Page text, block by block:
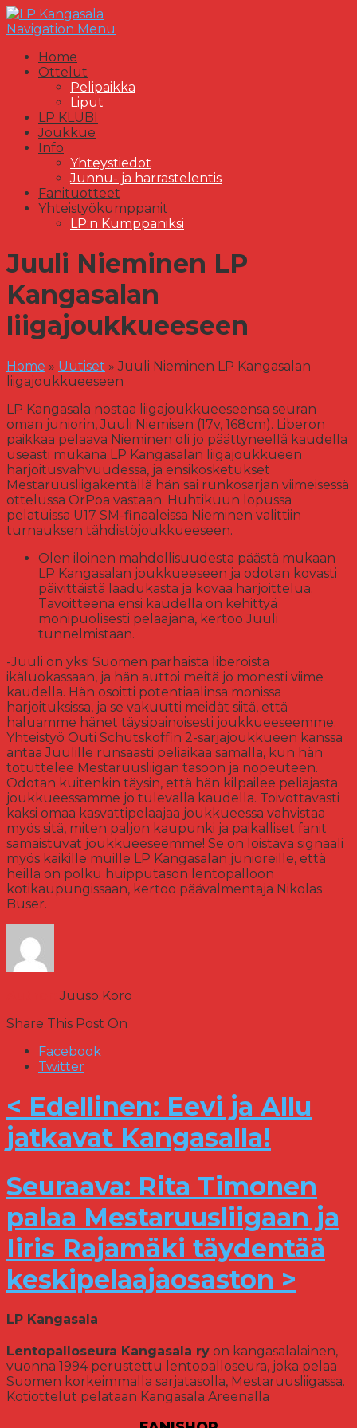
Navigation Menu
Home
Ottelut
Pelipaikka
Liput
LP KLUBI
Joukkue
Info
Yhteystiedot
Junnu- ja harrastelentis
Fanituotteet
Yhteistyökumppanit
LP:n Kumppaniksi
Juuli Nieminen LP
Kangasalan
liigajoukkueeseen
Home » Uutiset » Juuli Nieminen LP Kangasalan
liigajoukkueeseen
LP Kangasala nostaa liigajoukkueeseensa seuran
oman juniorin, Juuli Niemisen (17v, 168cm). Liberon
paikkaa pelaava Nieminen oli jo päättyneellä kaudella
useasti mukana LP Kangasalan liigajoukkueen
harjoitusvahvuudessa, ja ensikosketukset
Mestaruusliigakentällä hän sai runkosarjan viimeisessä
ottelussa OrPoa vastaan. Huhtikuun lopussa
pelatuissa U17 SM-finaaleissa Nieminen valittiin
turnauksen tähdistöjoukkueeseen.
Olen iloinen mahdollisuudesta päästä mukaan
LP Kangasalan joukkueeseen ja odotan kovasti
päivittäistä laadukasta ja kovaa harjoittelua.
Tavoitteena ensi kaudella on kehittyä
monipuolisesti pelaajana, kertoo Juuli
tunnelmistaan.
-Juuli on yksi Suomen parhaista liberoista
ikäluokassaan, ja hän auttoi meitä jo monesti viime
kaudella. Hän osoitti potentiaalinsa monissa
harjoituksissa, ja se vakuutti meidät siitä, että
haluamme hänet täysipainoisesti joukkueeseemme.
Yhteistyö Outi Schutskoffin 2-sarjajoukkueen kanssa
antaa Juulille runsaasti peliaikaa samalla, kun hän
totuttelee Mestaruusliigan tasoon ja nopeuteen.
Odotan kuitenkin täysin, että hän kilpailee peliajasta
joukkueessamme jo tulevalla kaudella. Toivottavasti
kaksi omaa kasvattipelaajaa joukkueessa vahvistaa
myös sitä, miten paljon kaupunki ja paikalliset fanit
samaistuvat joukkueeseemme! Se on loistava signaali
myös kaikille muille LP Kangasalan junioreille, että
heillä on polku huipputason lentopalloon
kotikaupungissaan, kertoo päävalmentaja Nikolas
Buser.
Juuso Koro
Share This Post On
Facebook
Twitter
< Edellinen: Eevi ja Allu
jatkavat Kangasalla!
Seuraava: Rita Timonen
palaa Mestaruusliigaan ja
Iiris Rajamäki täydentää
keskipelaajaosaston >
LP Kangasala
Lentopalloseura Kangasala ry on kangasalalainen,
vuonna 1994 perustettu lentopalloseura, joka pelaa
Suomen korkeimmalla sarjatasolla, Mestaruusliigassa.
Kotiottelut pelataan Kangasala Areenalla